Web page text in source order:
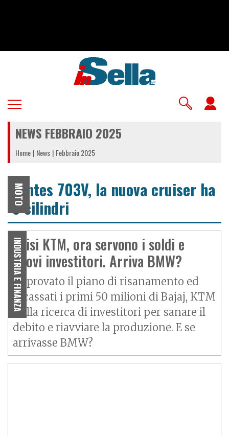
NEWS FEBBRAIO 2025
Home News Febbraio 2025
MOTO
Zontes 703V, la nuova cruiser ha
3 cilindri
INDUSTRIA E FINANZA
Crisi KTM, ora servono i soldi e
nuovi investitori. Arriva BMW?
Approvato il piano di risanamento ed
incassati i primi 50 milioni di Bajaj, KTM
è alla ricerca di investitori per sanare il
debito e riavviare la produzione. E se
arrivasse BMW?